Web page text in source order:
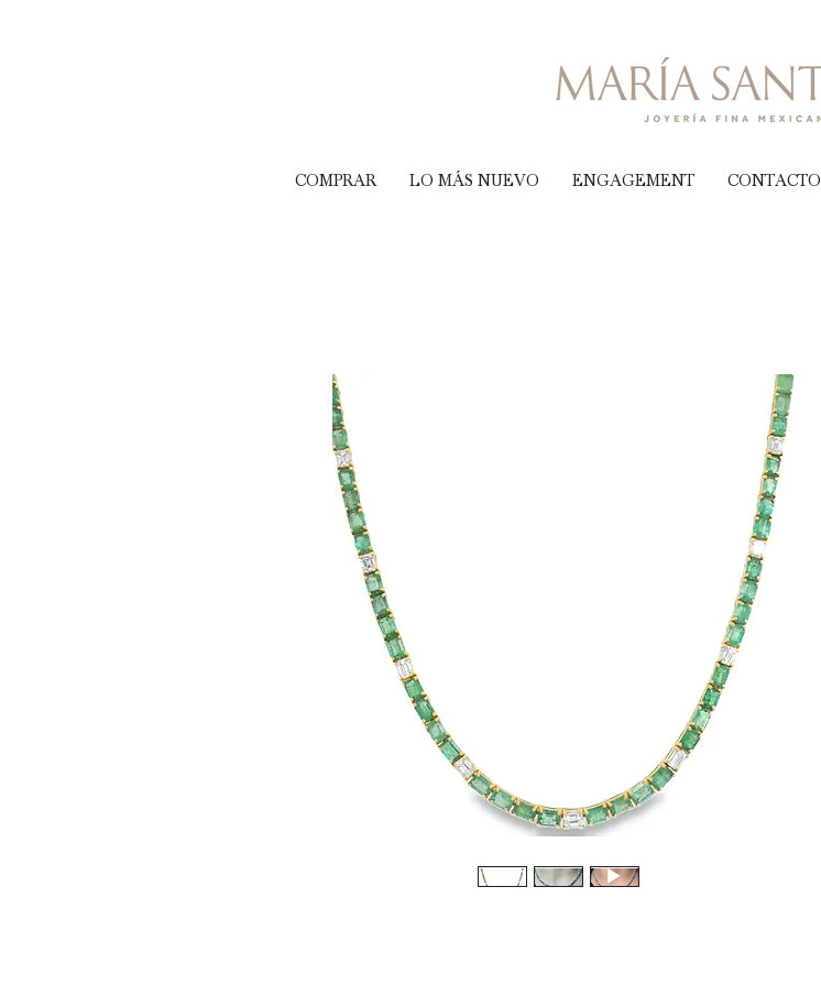
COMPRAR LO MÁS NUEVO ENGAGEMENT CONTACTO